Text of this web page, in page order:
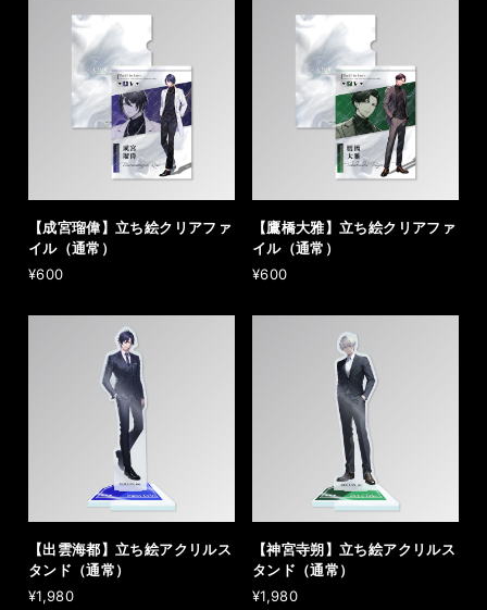
【成宮瑠偉】立ち絵クリアファ
イル（通常）
¥600
【鷹橋大雅】立ち絵クリアファ
イル（通常）
¥600
【出雲海都】立ち絵アクリルス
タンド（通常）
¥1,980
【神宮寺朔】立ち絵アクリルス
タンド（通常）
¥1,980